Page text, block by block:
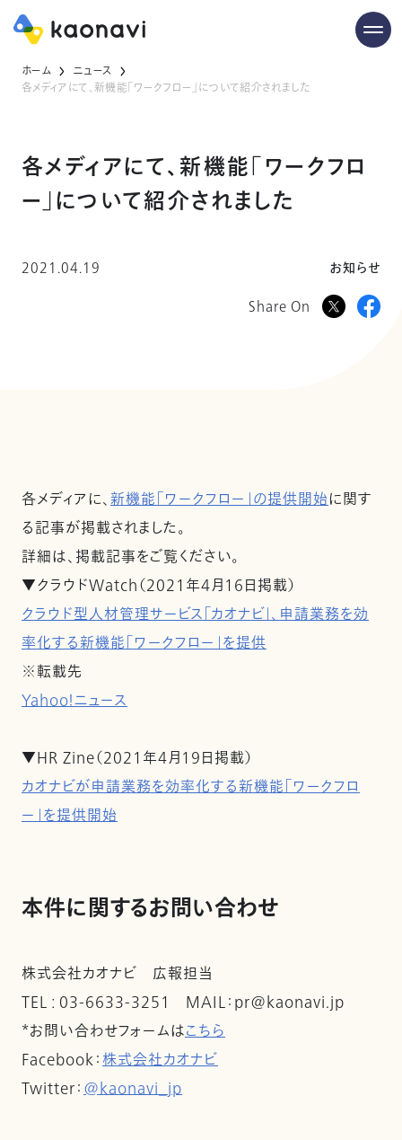
ホーム
ニュース
各メディアにて、新機能「ワークフロー」について紹介されました
各メディアにて、新機能「ワークフロ
ー」について紹介されました
2021.04.19 お知らせ
Share On
各メディアに、新機能「ワークフロー」の提供開始に関す
る記事が掲載されました。
詳細は、掲載記事をご覧ください。
▼クラウドWatch（2021年4月16日掲載）
クラウド型人材管理サービス「カオナビ」、申請業務を効
率化する新機能「ワークフロー」を提供
※転載先
Yahoo！ニュース
▼HR Zine（2021年4月19日掲載）
カオナビが申請業務を効率化する新機能「ワークフロ
ー」を提供開始
本件に関するお問い合わせ
株式会社カオナビ 広報担当
TEL : 03-6633-3251 MAIL：pr@kaonavi.jp
*お問い合わせフォームはこちら
Facebook：株式会社カオナビ
Twitter：@kaonavi_jp